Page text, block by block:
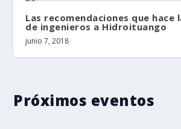
Las recomendaciones que hace
de ingenieros a Hidroituango
junio 7, 2018
Próximos eventos